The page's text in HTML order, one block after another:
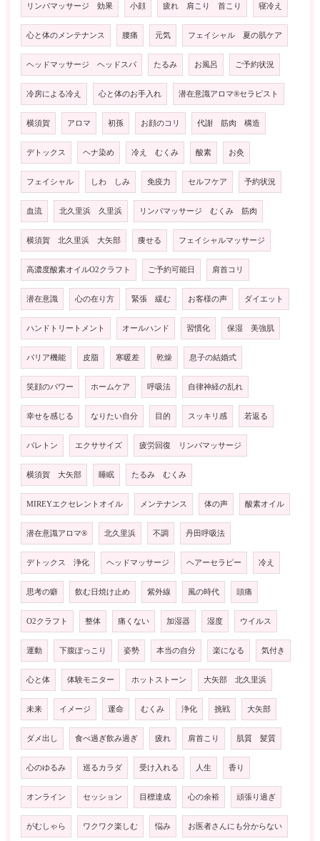
リンパマッサージ 効果 小顔 疲れ 肩こり 首こり 寝冷え
心と体のメンテナンス 腰痛 元気 フェイシャル 夏の肌ケア
ヘッドマッサージ ヘッドスパ たるみ お風呂 ご予約状況
冷房による冷え 心と体のお手入れ 潜在意識アロマ®️セラピスト
横須賀 アロマ 初孫 お顔のコリ 代謝 筋肉 構造
デトックス ヘナ染め 冷え むくみ 酸素 お灸
フェイシャル しわ しみ 免疫力 セルフケア 予約状況
血流 北久里浜 久里浜 リンパマッサージ むくみ 筋肉
横須賀 北久里浜 大矢部 痩せる フェイシャルマッサージ
高濃度酸素オイルO2クラフト ご予約可能日 肩首コリ
潜在意識 心の在り方 緊張 緩む お客様の声 ダイエット
ハンドトリートメント オールハンド 習慣化 保湿 美強肌
バリア機能 皮脂 寒暖差 乾燥 息子の結婚式
笑顔のパワー ホームケア 呼吸法 自律神経の乱れ
幸せを感じる なりたい自分 目的 スッキリ感 若返る
バレトン エクササイズ 疲労回復 リンパマッサージ
横須賀 大矢部 睡眠 たるみ むくみ
MIREYエクセレントオイル メンテナンス 体の声 酸素オイル
潜在意識アロマ®️ 北久里浜 不調 丹田呼吸法
デトックス 浄化 ヘッドマッサージ ヘアーセラピー 冷え
思考の癖 飲む日焼け止め 紫外線 風の時代 頭痛
O2クラフト 整体 痛くない 加湿器 湿度 ウイルス
運動 下腹ぽっこり 姿勢 本当の自分 楽になる 気付き
心と体 体験モニター ホットストーン 大矢部 北久里浜
未来 イメージ 運命 むくみ 浄化 挑戦 大矢部
ダメ出し 食べ過ぎ飲み過ぎ 疲れ 肩首こり 肌質 髪質
心のゆるみ 巡るカラダ 受け入れる 人生 香り
オンライン セッション 目標達成 心の余裕 頑張り過ぎ
がむしゃら ワクワク楽しむ 悩み お医者さんにも分からない